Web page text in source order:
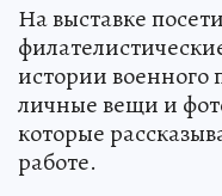
На выставке
истории военного
личные вещи и
которые
работе.